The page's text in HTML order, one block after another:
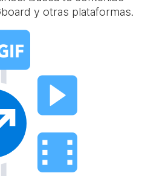
y otras plataformas.